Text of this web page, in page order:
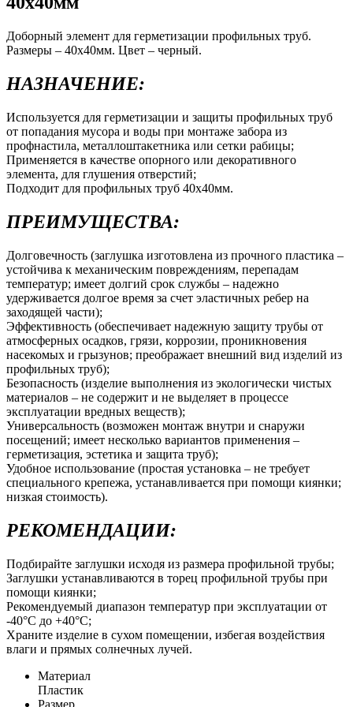
Доборный элемент для герметизации профильных труб.
Размеры – 40х40мм. Цвет – черный.
НАЗНАЧЕНИЕ:
Используется для герметизации и защиты профильных труб
от попадания мусора и воды при монтаже забора из
профнастила, металлоштакетника или сетки рабицы;
Применяется в качестве опорного или декоративного
элемента, для глушения отверстий;
Подходит для профильных труб 40х40мм.
ПРЕИМУЩЕСТВА:
Долговечность (заглушка изготовлена из прочного пластика –
устойчива к механическим повреждениям, перепадам
температур; имеет долгий срок службы – надежно
удерживается долгое время за счет эластичных ребер на
заходящей части);
Эффективность (обеспечивает надежную защиту трубы от
атмосферных осадков, грязи, коррозии, проникновения
насекомых и грызунов; преображает внешний вид изделий из
профильных труб);
Безопасность (изделие выполнения из экологически чистых
материалов – не содержит и не выделяет в процессе
эксплуатации вредных веществ);
Универсальность (возможен монтаж внутри и снаружи
посещений; имеет несколько вариантов применения –
герметизация, эстетика и защита труб);
Удобное использование (простая установка – не требует
специального крепежа, устанавливается при помощи киянки;
низкая стоимость).
РЕКОМЕНДАЦИИ:
Подбирайте заглушки исходя из размера профильной трубы;
Заглушки устанавливаются в торец профильной трубы при
помощи киянки;
Рекомендуемый диапазон температур при эксплуатации от
-40°С до +40°С;
Храните изделие в сухом помещении, избегая воздействия
влаги и прямых солнечных лучей.
Материал
Пластик
Размер